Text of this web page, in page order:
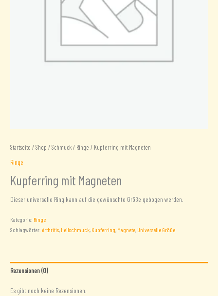
Startseite /Shop /Schmuck/ Ringe / Kupferring mit Magneten
Ringe
Kupferring mit Magneten
Dieser universelle Ring kann auf die gewünschte Größe gebogen werden.
Kategorie: Ringe
Schlagwörter:Arthritis, Heilschmuck, Kupferring, Magnete, Universelle Größe
Rezensionen (0)
Es gibt noch keine Rezensionen.